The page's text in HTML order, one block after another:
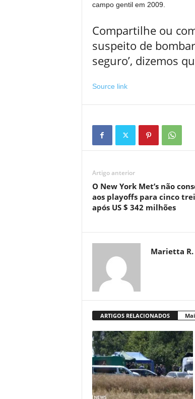
campo gentil em 2009.
Compartilhe ou
suspeito de
seguro’, dizemos
Source link
Artigo anterior
O New York Met’s não
aos playoffs para cinco
após US $ 342 milhões
Marietta R.
ARTIGOS RELACIONADOS